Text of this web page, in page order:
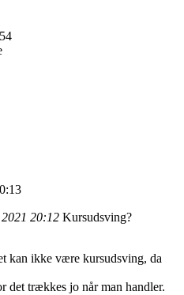
20:12 Kursudsving?
kan ikke være kursudsving, da
det trækkes jo når man handler.